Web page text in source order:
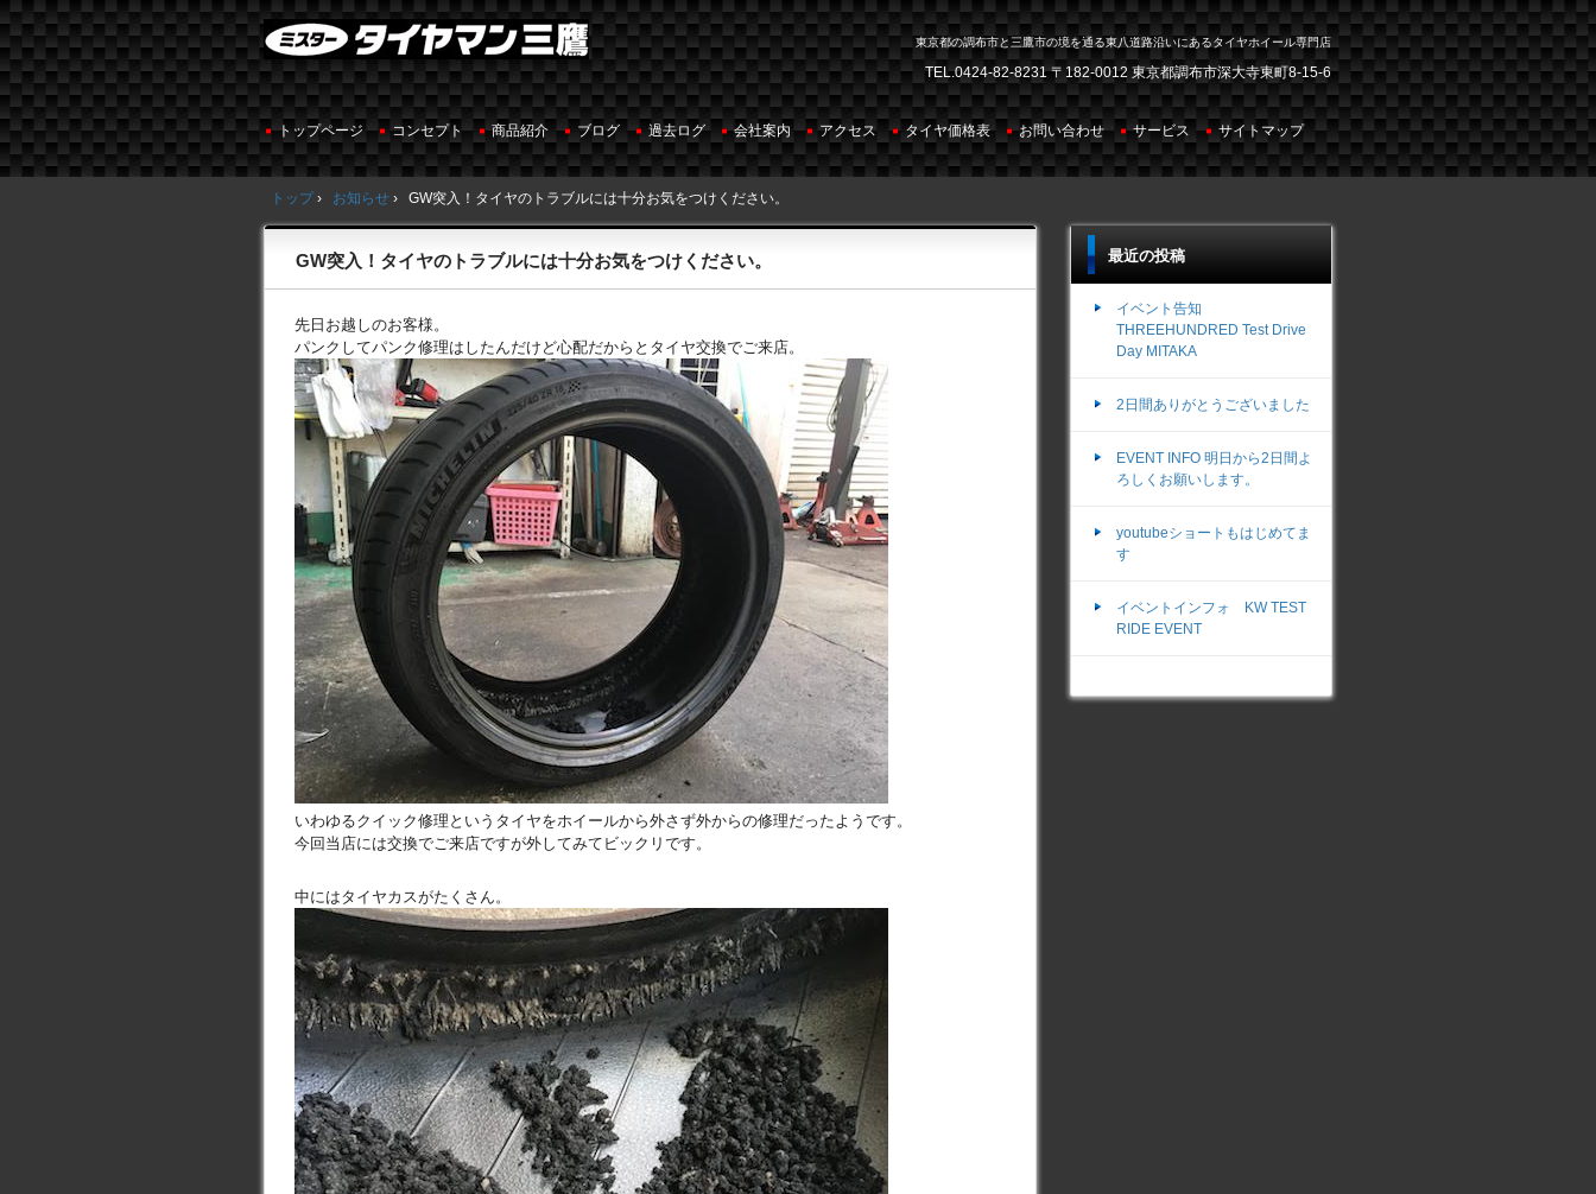
東京都の調布市と三鷹市の境を通る東八道路沿いにあるタイヤホイール専門店
TEL.0424-82-8231 〒182-0012 東京都調布市深大寺東町8-15-6
トップページ コンセプト 商品紹介 ブログ 過去ログ 会社案内 アクセス タイヤ価格表 お問い合わせ サービス サイトマップ
トップ › お知らせ › GW突入！タイヤのトラブルには十分お気をつけください。
GW突入！タイヤのトラブルには十分お気をつけください。
先日お越しのお客様。
パンクしてパンク修理はしたんだけど心配だからとタイヤ交換でご来店。
いわゆるクイック修理というタイヤをホイールから外さず外からの修理だったようです。
今回当店には交換でご来店ですが外してみてビックリです。
中にはタイヤカスがたくさん。
最近の投稿
イベント告知
THREEHUNDRED Test Drive
Day MITAKA
2日間ありがとうございました
EVENT INFO 明日から2日間よ
ろしくお願いします。
youtubeショートもはじめてま
す
イベントインフォ KW TEST
RIDE EVENT